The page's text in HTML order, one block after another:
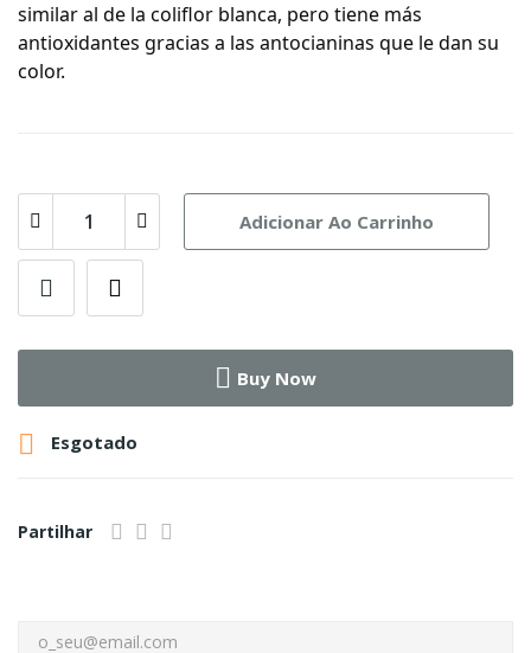
similar al de la coliflor blanca, pero tiene más
antioxidantes gracias a las antocianinas que le dan su
color.
Adicionar Ao Carrinho
Buy Now
 Esgotado
Partilhar